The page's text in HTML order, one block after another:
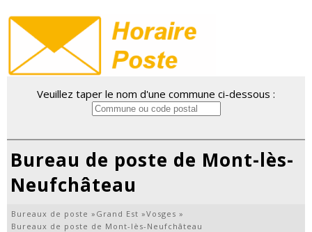
Veuillez taper le nom d'une commune ci-dessous :
Bureau de poste de Mont-lès-
Neufchâteau
Bureaux de poste » Grand Est »Vosges »
Bureaux de poste de Mont-lès-Neufchâteau